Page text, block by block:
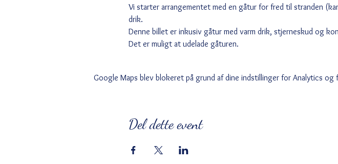
Vi starter arrangementet med en gåtur for fred til stranden
drik.
Denne billet er inkusiv gåtur med varm drik, stjerneskud og
Det er muligt at udelade gåturen.
Google Maps blev blokeret på grund af dine indstillinger for Analytics
Del dette event